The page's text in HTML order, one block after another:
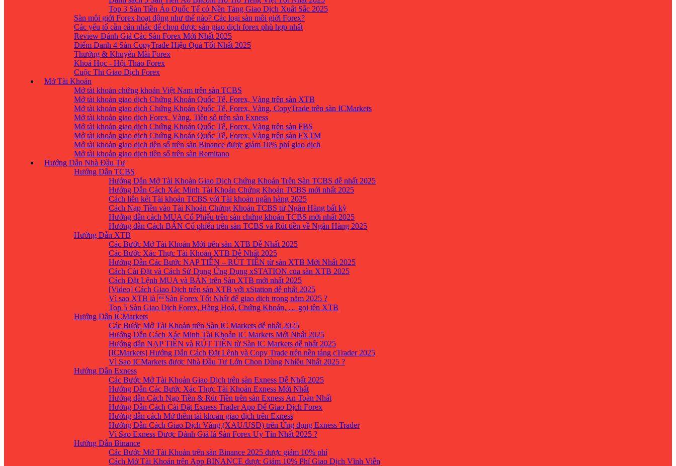
Top 3 Sàn Tiền Ảo Quốc Tế có Nền Tảng Giao Dịch Xuất Sắc 2025
Sàn môi giới Forex hoạt động như thế nào? Các loại sàn môi giới Forex?
Các yếu tố cần cân nhắc để chọn được sàn giao dịch forex phù hợp nhất
Review Đánh Giá Các Sàn Forex Mới Nhất 2025
Điểm Danh 4 Sàn CopyTrade Hiệu Quả Tốt Nhất 2025
Thưởng & Khuyến Mãi Forex
Khoá Học - Hội Thảo Forex
Cuộc Thi Giao Dịch Forex
Mở Tài Khoản
Mở tài khoản chứng khoán Việt Nam trên sàn TCBS
Mở tài khoản giao dịch Chứng Khoán Quốc Tế, Forex, Vàng trên sàn XTB
Mở tài khoản giao dịch Chứng Khoán Quốc Tế, Forex, Vàng, CopyTrade trên sàn ICMarkets
Mở tài khoản giao dịch Forex, Vàng, Tiền số trên sàn Exness
Mở tài khoản giao dịch Chứng Khoán Quốc Tế, Forex, Vàng trên sàn FBS
Mở tài khoản giao dịch Chứng Khoán Quốc Tế, Forex, Vàng trên sàn FXTM
Mở tài khoản giao dịch tiền số trên sàn Binance được giảm 10% phí giao dịch
Mở tài khoản giao dịch tiền số trên sàn Remitano
Hướng Dẫn Nhà Đầu Tư
Hướng Dẫn TCBS
Hướng Dẫn Mở Tài Khoản Giao Dịch Chứng Khoán Trên Sàn TCBS dễ nhất 2025
Hướng Dẫn Cách Xác Minh Tài Khoản Chứng Khoán TCBS mới nhất 2025
Cách liên kết Tài khoản TCBS với Tài khoản ngân hàng 2025
Cách Nạp Tiền vào Tài Khoản Chứng Khoán TCBS từ Ngân Hàng bất kỳ
Hướng dẫn cách MUA Cổ Phiếu trên sàn chứng khoán TCBS mới nhất 2025
Hướng dẫn Cách BÁN Cổ phiếu trên sàn TCBS và Rút tiền về Ngân Hàng 2025
Hướng Dẫn XTB
Các Bước Mở Tài Khoản Mới trên sàn XTB Dễ Nhất 2025
Các Bước Xác Thực Tài Khoản XTB Dễ Nhất 2025
Hướng Dẫn Các Bước NẠP TIỀN – RÚT TIỀN từ sàn XTB Mới Nhất 2025
Cách Cài Đặt và Cách Sử Dụng Ứng Dụng xSTATION của sàn XTB 2025
Cách Đặt Lệnh MUA và BÁN trên Sàn XTB mới nhất 2025
[Video] Cách Giao Dịch trên sàn XTB với xStation dễ nhất 2025
Vì sao XTB là Sàn Forex Tốt Nhất để giao dịch trong năm 2025 ?
Top 5 Sàn Giao Dịch Forex, Hàng Hoá, Chứng Khoán, … gọi tên XTB
Hướng Dẫn ICMarkets
Các Bước Mở Tài Khoản trên Sàn IC Markets dễ nhất 2025
Hướng Dẫn Cách Xác Minh Tài Khoản IC Markets Mới Nhất 2025
Hướng dẫn NẠP TIỀN và RÚT TIỀN từ Sàn IC Markets dễ nhất 2025
[ICMarkets] Hướng Dẫn Cách Đặt Lệnh và Copy Trade trên nền tảng cTrader 2025
Vì Sao ICMarkets được Nhà Đầu Tư Lớn Chọn Dùng Nhiều Nhất 2025 ?
Hướng Dẫn Exness
Các Bước Mở Tài Khoản Giao Dịch trên sàn Exness Dễ Nhất 2025
Hướng Dẫn Các Bước Xác Thực Tài Khoản Exness Mới Nhất
Hướng dẫn Cách Nạp Tiền & Rút Tiền trên sàn Exness An Toàn Nhất
Hướng Dẫn Cách Cài Đặt Exness Trader App Để Giao Dịch Forex
Hướng dẫn cách Mở thêm tài khoản giao dịch trên Exness
Hướng Dẫn Cách Giao Dịch Vàng (XAU/USD) trên Ứng dụng Exness Trader
Vì Sao Exness Được Đánh Giá là Sàn Forex Uy Tín Nhất 2025 ?
Hướng Dẫn Binance
Các Bước Mở Tài Khoản trên sàn Binance 2025 được giảm 10% phí
Cách Mở Tài Khoản trên App BINANCE được Giảm 10% Phí Giao Dịch Vĩnh Viễn